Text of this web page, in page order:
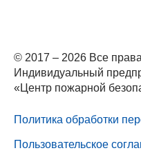
© 2017 – 2026 Все
Индивидуальный
«Центр пожарной
Политика обработки
Пользовательское